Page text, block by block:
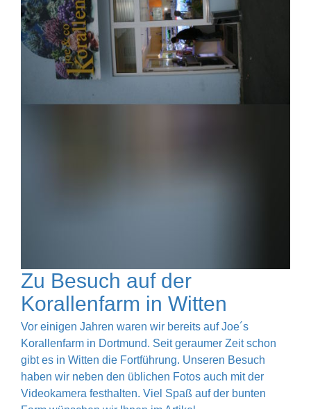
Zu Besuch auf der
Korallenfarm in Witten
Vor einigen Jahren waren wir bereits auf Joe´s
Korallenfarm in Dortmund. Seit geraumer Zeit schon
gibt es in Witten die Fortführung. Unseren Besuch
haben wir neben den üblichen Fotos auch mit der
Videokamera festhalten. Viel Spaß auf der bunten